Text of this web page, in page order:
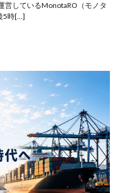
営しているMonotaRO（モノタ
5時[…]